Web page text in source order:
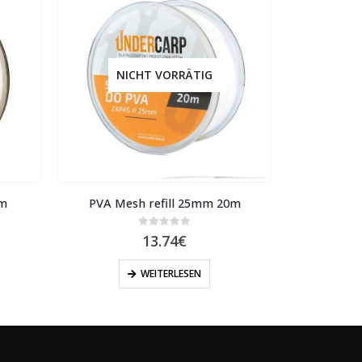
NICHT VORRÄTIG
PVA Mesh refill 25mm 20m
out of 5
13.74€
WEITERLESEN